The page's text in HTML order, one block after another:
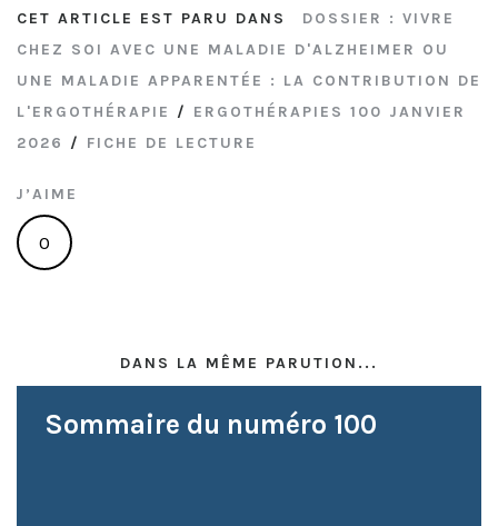
CET ARTICLE EST PARU DANS
DOSSIER : VIVRE
CHEZ SOI AVEC UNE MALADIE D'ALZHEIMER OU
UNE MALADIE APPARENTÉE : LA CONTRIBUTION DE
L'ERGOTHÉRAPIE / ERGOTHÉRAPIES 100 JANVIER
2026 / FICHE DE LECTURE
J’AIME
0
DANS LA MÊME PARUTION...
Sommaire du numéro 100